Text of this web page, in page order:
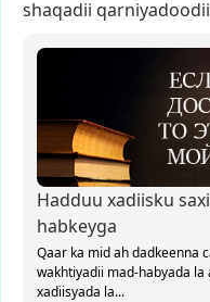
shaqadii qarniyadoodii
Hadduu xadiisku
habkeyga
Qaar ka mid ah dadkeenna
wakhtiyadii mad-habyada la
xadiisyada la...